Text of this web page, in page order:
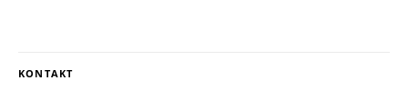
KONTAKT